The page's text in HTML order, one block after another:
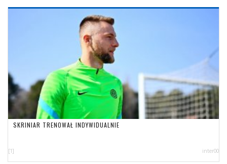
SKRINIAR TRENOWAŁ INDYWIDUALNIE
[1] inter00